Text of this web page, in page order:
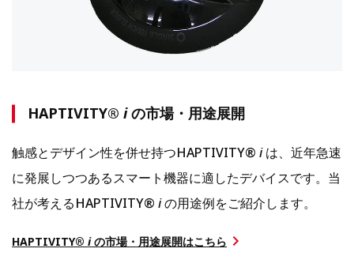
HAPTIVITY®iの市場・用途展開
触感とデザイン性を併せ持つHAPTIVITY®iは、近年急速
に発展しつつあるスマート機器に適したデバイスです。当
社が考えるHAPTIVITY®iの用途例をご紹介します。
HAPTIVITY®iの市場・用途展開はこちら